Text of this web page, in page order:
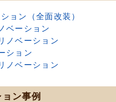
ョン（全面改装）
ベーション
ノベーション
ション
ノベーション
ン事例